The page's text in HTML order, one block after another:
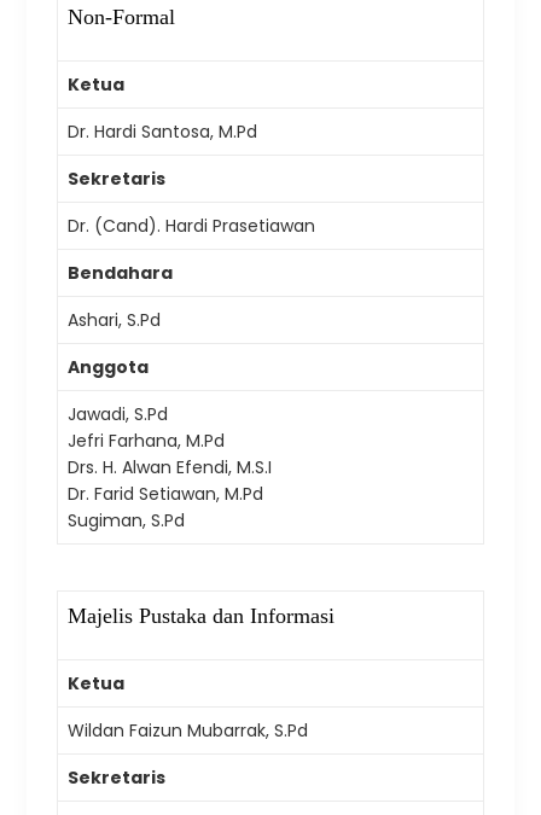
Non-Formal
Ketua
Dr. Hardi Santosa, M.Pd
Sekretaris
Dr. (Cand). Hardi Prasetiawan
Bendahara
Ashari, S.Pd
Anggota
Jawadi, S.Pd
Jefri Farhana, M.Pd
Drs. H. Alwan Efendi, M.S.I
Dr. Farid Setiawan, M.Pd
Sugiman, S.Pd
Majelis Pustaka dan Informasi
Ketua
Wildan Faizun Mubarrak, S.Pd
Sekretaris